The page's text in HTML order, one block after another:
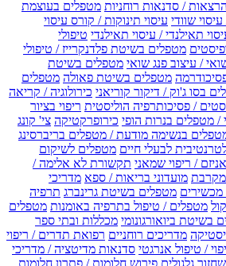
הרצאות / סדנאות רוחניות מטפלים בעוצמת
שוודי עיסוי תינוקות / קורס עיסוי
תאילנדי / עיסוי תאילנדי טיפולי
מטפלים בשיטת פלדנקרייז / טיפולי
/ עיצוב פנג שואי מטפלים בשיטת
מטפלים בשיטת פאולה מטפלים
בסו ג'וק / דיקור קוריאני כירולוגיה / קריאה
/ פסיכותרפיה הוליסטית ריפוי בציור
/ מטפלים בנרות הופי כירופרקטיקה צי' קונג
בנשימה מודעת / מטפלים בריברסינג
לבעלי חיים מטפלים לשיקום
/ ריפוי שמאני תקשורת לא אלימה /
מועדוני בריאות / ספא מדריכי
מכשירים מטפלים בשיטת גרינברג תרפיה
מטפלים / טיפול בתרפיה באומנות מטפלים
בשיטת ביואורגונומי מכללות ובתי ספר
מדריכים רוחניים רפואת תדרים / ריפוי
/ טיפול אנרגטי סדנאות מדיטציה / מדריכי